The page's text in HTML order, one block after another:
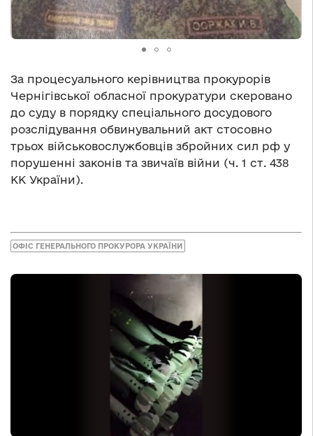
За процесуального керівництва прокурорів
Чернігівської обласної прокуратури скеровано
до суду в порядку спеціального досудового
розслідування обвинувальний акт стосовно
трьох військовослужбовців збройних сил рф у
порушенні законів та звичаїв війни (ч. 1 ст. 438
КК України).
ОФІС ГЕНЕРАЛЬНОГО ПРОКУРОРА УКРАЇНИ